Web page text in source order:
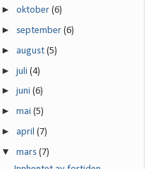
►oktober(6)
► september(6)
►august(5)
►juli(4)
►juni(6)
►mai(5)
►april(7)
▼mars(7)